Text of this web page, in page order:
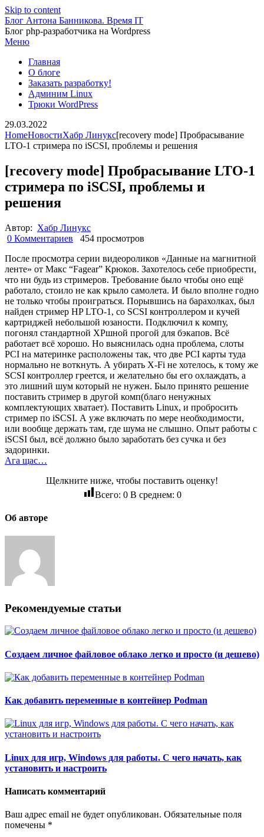
Skip to content
Блог Антона Банникова. Время IT
Блог php-разработчика на Wordpress
Меню
Главная
О блоге
Заказать разработку!
Админим Linux
Трюки WordPress
29.03.2022
HomeНовостиХабр Линукс[recovery mode] Пробрасывание
LTO-1 стримера по iSCSI, проблемы и решения
[recovery mode] Пробрасывание LTO-1
стримера по iSCSI, проблемы и
решения
Автор: Хабр Линукс
0 Комментариев
454 просмотров
После просмотра серии видеороликов «Данные на магнитной
ленте» от Макс “Fagear” Крюков. Захотелось себе приобрести,
что ни будь из стримеров. Требование было чтобы оно ещё
работало, стоило не как крыло самолета. И было вполне годно
не только чтобы проиграться. Порывшись на барахолках, был
найден стример HP LTO-1, со SCSI контроллером и кучей
картриджей небольшой юзаности. Подключил к компу,
погонял стандартной XPшной прогой для бэкапов. Всё
работает всё хорошо. Но выяснилась одна проблема, слоты
PCI на материнке расположены так, что две PCI карты туда
нормально не воткнуть. А убирать X-Fi не хотелось, к тому же
SCSI контроллер греется, и желательно бы его охлаждать, а
это лишний шум который не нужен. Было принято решение
поставить стример в другой комп(благо ненужных
комплектующих хватает). Поставить Linux, и пробросить
стример по iSCSI. А уже включать по мере необходимости,
или вообще держать там, где шума не слышно. Опыт работы с
iSCSI был, всё должно было заработать без сучка и без
задоринки.
Ага щас…
Щелкните ниже, чтобы поставить оценку!
Всего: 0В среднем: 0
Об авторе
Рекомендуемые статьи
Создаем личное файловое облако легко и просто (и дешево)
Как добавить переменные в контейнер Podman
Linux для игр, Windows для работы. С чего начать, как
установить и настроить
Написать комментарий
Ваш адрес email не будет опубликован. Обязательные поля
помечены *